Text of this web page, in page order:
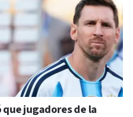
jugadores de la